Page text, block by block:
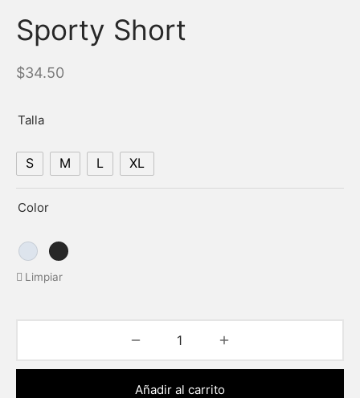
Sporty Short
$34.50
Talla
S M L XL
Color
Limpiar
Añadir al carrito